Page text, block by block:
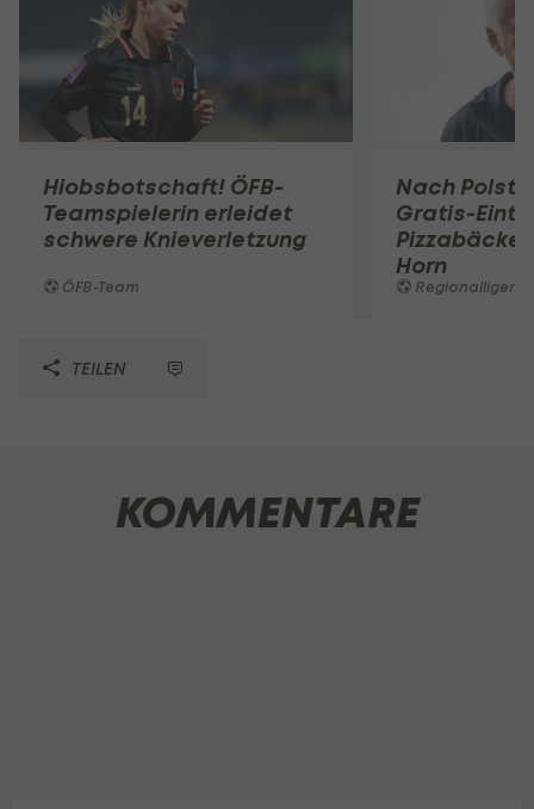
Hiobsbotschaft! ÖFB-
Teamspielerin erleidet
schwere Knieverletzung
ÖFB-Team
Nach
Gratis-
Horn
Regionalligen
TEILEN
KOMMENTARE